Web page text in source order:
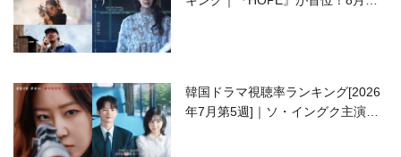
韓国ドラマ視聴率ランキング[2026
年7月第5週]｜ソ・イングク主演の